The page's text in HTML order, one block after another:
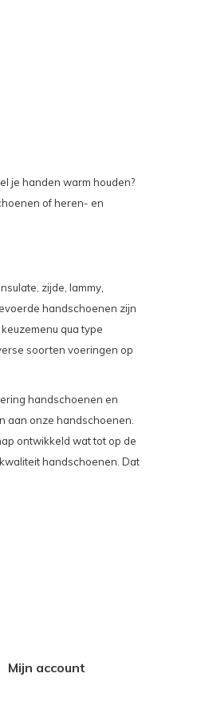
je handen warm houden?
of heren- en
, zijde, lammy,
handschoenen zijn
qua type
soorten voeringen op
handschoenen en
aan onze handschoenen.
ontwikkeld wat tot op de
handschoenen. Dat
Mijn account